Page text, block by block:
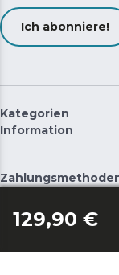
129,90 €
Ich abonniere!
Kategorien
Information
2026 Cecotec